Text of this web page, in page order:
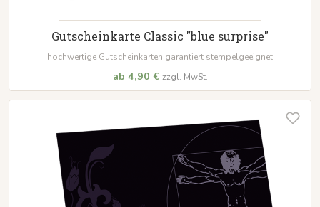
Gutscheinkarte Classic "blue surprise"
hochwertige Gutscheinkarten garantiert stempelgeeignet
ab 4,90 € zzgl. MwSt.